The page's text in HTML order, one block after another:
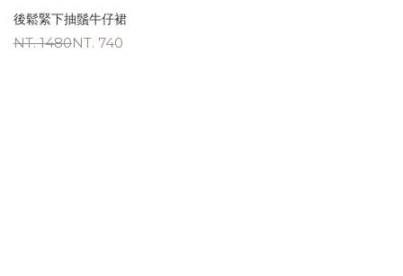
後鬆緊下抽鬚牛仔裙
NT. 1480NT. 740